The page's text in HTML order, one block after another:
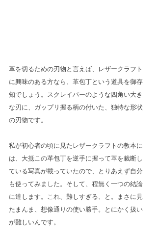
革を切るための刃物と言えば、レザークラフト
に興味のある方なら、革包丁という道具を御存
知でしょう。スクレイパーのような四角い大き
な刃に、ガップリ握る柄の付いた、独特な形状
の刃物です。
私が初心者の頃に見たレザークラフトの教本に
は、大抵この革包丁を逆手に握って革を裁断し
ている写真が載っていたので、とりあえず自分
も使ってみました。そして、程無く一つの結論
に達します。これ、難しすぎる、と。まさに見
たまんま、想像通りの使い勝手。とにかく扱い
が難しいんです。